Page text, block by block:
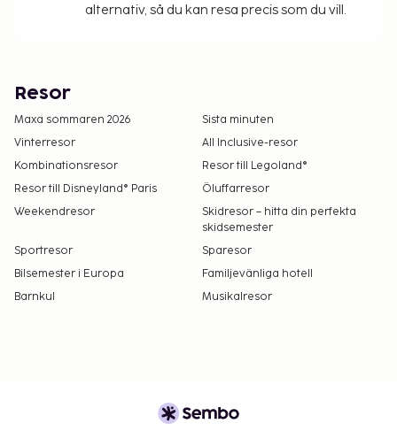
alternativ, så du kan resa precis som du vill.
Resor
Maxa sommaren 2026
Sista minuten
Vinterresor
All Inclusive-resor
Kombinationsresor
Resor till Legoland®
Resor till Disneyland® Paris
Öluffarresor
Weekendresor
Skidresor – hitta din perfekta
skidsemester
Sportresor
Sparesor
Bilsemester i Europa
Familjevänliga hotell
Barnkul
Musikalresor